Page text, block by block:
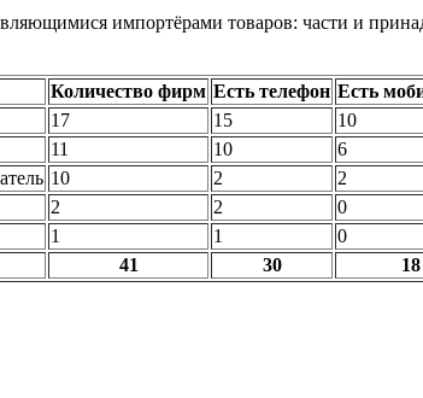
импортёрами товаров: части и
Количество фирм Есть телефон Есть
17 15 10
11 10 6
10 2 2
2 2 0
1 1 0
41 30 18